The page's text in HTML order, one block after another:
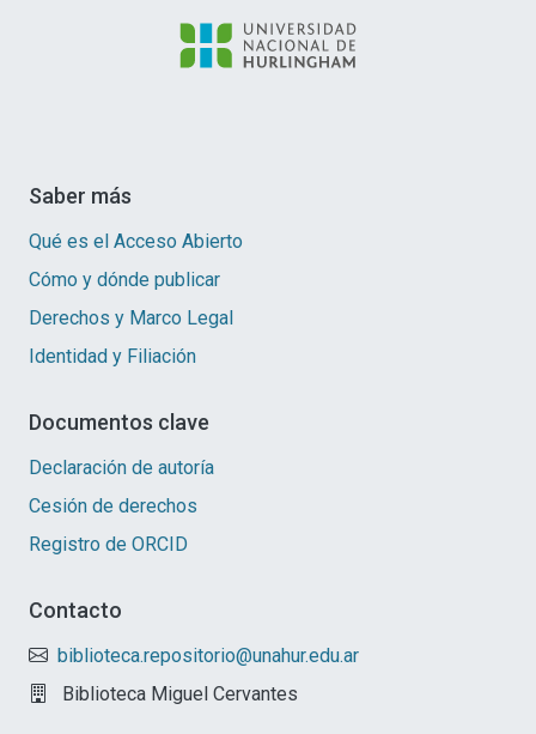
Saber más
Qué es el Acceso Abierto
Cómo y dónde publicar
Derechos y Marco Legal
Identidad y Filiación
Documentos clave
Declaración de autoría
Cesión de derechos
Registro de ORCID
Contacto
biblioteca.repositorio@unahur.edu.ar
Biblioteca Miguel Cervantes